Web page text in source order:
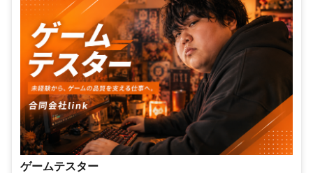
ゲームテスター